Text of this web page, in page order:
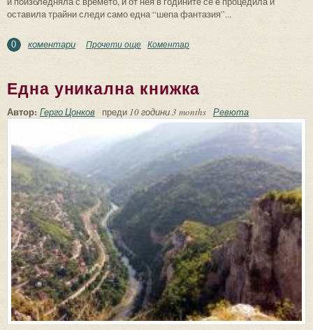
оставила трайни следи само една “шепа фантазия”...
0 коментари Прочети още about С обич и носталгия за отминалото
Коментар
Една уникална книжка
Автор: Герго Цонков преди 10 години 3 months Ревюта